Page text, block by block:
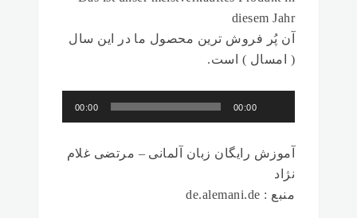
diesem Jahr
آن پُر فروش ترین محصول ما در این سال
( امسال ) است.
صوت
00:00
00:00
آموزش رایگان زبان آلمانی – مرتضی غلام
نژاد
منبع : de.alemani.de